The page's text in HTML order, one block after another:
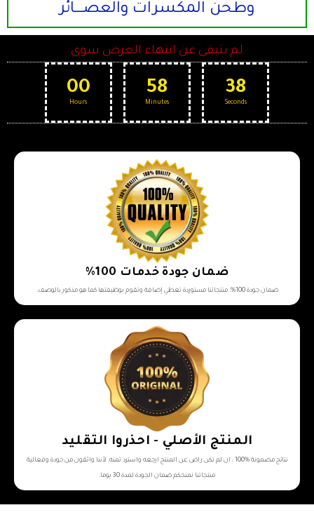
وطحن المكسرات والعصــــائر
لم يتبقى عن انتهاء العرض سوى
00
Hours
58
Minutes
38
Seconds
ضمان جودة خدمات 100%
ضمان جودة 100%، منتجاتنا مستوردة تعطي إضافة وتقوم بوظيفتها كما هو مذكور بالوصف.
المنتج الأصلي - احذروا التقليد
نتائج مضمونة %100 : ان لم تكن راض عن المنتج ارجعه واسترد ثمنه. لأننا واثقون من جودة وفعالية
منتجاتنا نمنحكم ضمان الجودة لمدة 30 يوما.